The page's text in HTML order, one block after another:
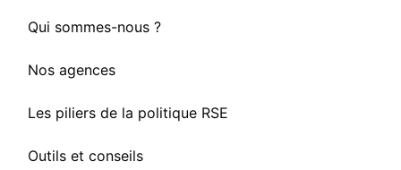
Qui sommes-nous ?
Nos agences
Les piliers de la politique RSE
Outils et conseils